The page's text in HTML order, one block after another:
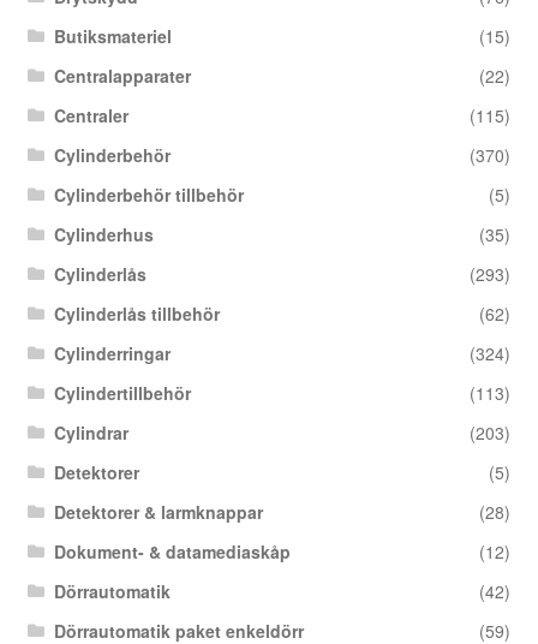
Butiksmateriel
(15)
Centralapparater
(22)
Centraler
(115)
Cylinderbehör
(370)
Cylinderbehör tillbehör
(5)
Cylinderhus
(35)
Cylinderlås
(293)
Cylinderlås tillbehör
(62)
Cylinderringar
(324)
Cylindertillbehör
(113)
Cylindrar
(203)
Detektorer
(5)
Detektorer & larmknappar
(28)
Dokument- & datamediaskåp
(12)
Dörrautomatik
(42)
Dörrautomatik paket enkeldörr
(59)